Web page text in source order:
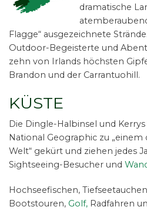
dramatische
Flagge“ ausgezeichnete
Outdoor-Begeisterte und
zehn von Irlands höchsten
Brandon und der Carrantuohill.
KÜSTE
Die Dingle-Halbinsel und
National Geographic zu
Welt“ gekürt und ziehen jedes
Sightseeing-Besucher und
Hochseefischen,
Bootstouren, Golf, Radfahren